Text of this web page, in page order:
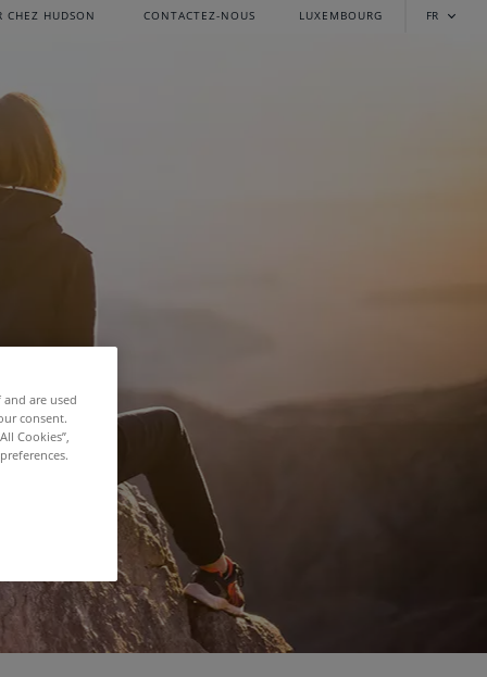
CHEZ HUDSON CONTACTEZ-NOUS LUXEMBOURG FR
are used
consent.
Cookies”,